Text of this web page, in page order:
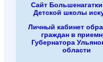
Сайт
Детской школы
Личный кабинет
граждан в
Губернатора
области